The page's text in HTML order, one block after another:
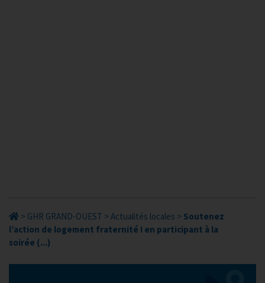
> GHR GRAND-OUEST > Actualités locales > Soutenez
l’action de logement fraternité ! en participant à la
soirée (...)